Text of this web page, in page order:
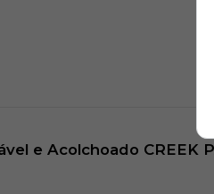
e Acolchoado CREEK